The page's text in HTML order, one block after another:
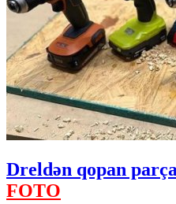
Dreldən qopan
FOTO